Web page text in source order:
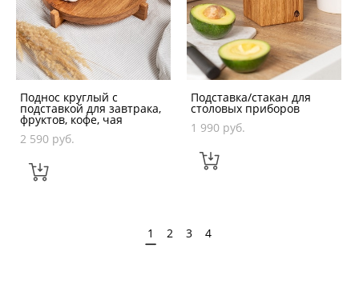
Поднос круглый с
подставкой для завтрака,
фруктов, кофе, чая
2 590 pуб.
Подставка/стакан для
столовых приборов
1 990 pуб.
1 2 3 4